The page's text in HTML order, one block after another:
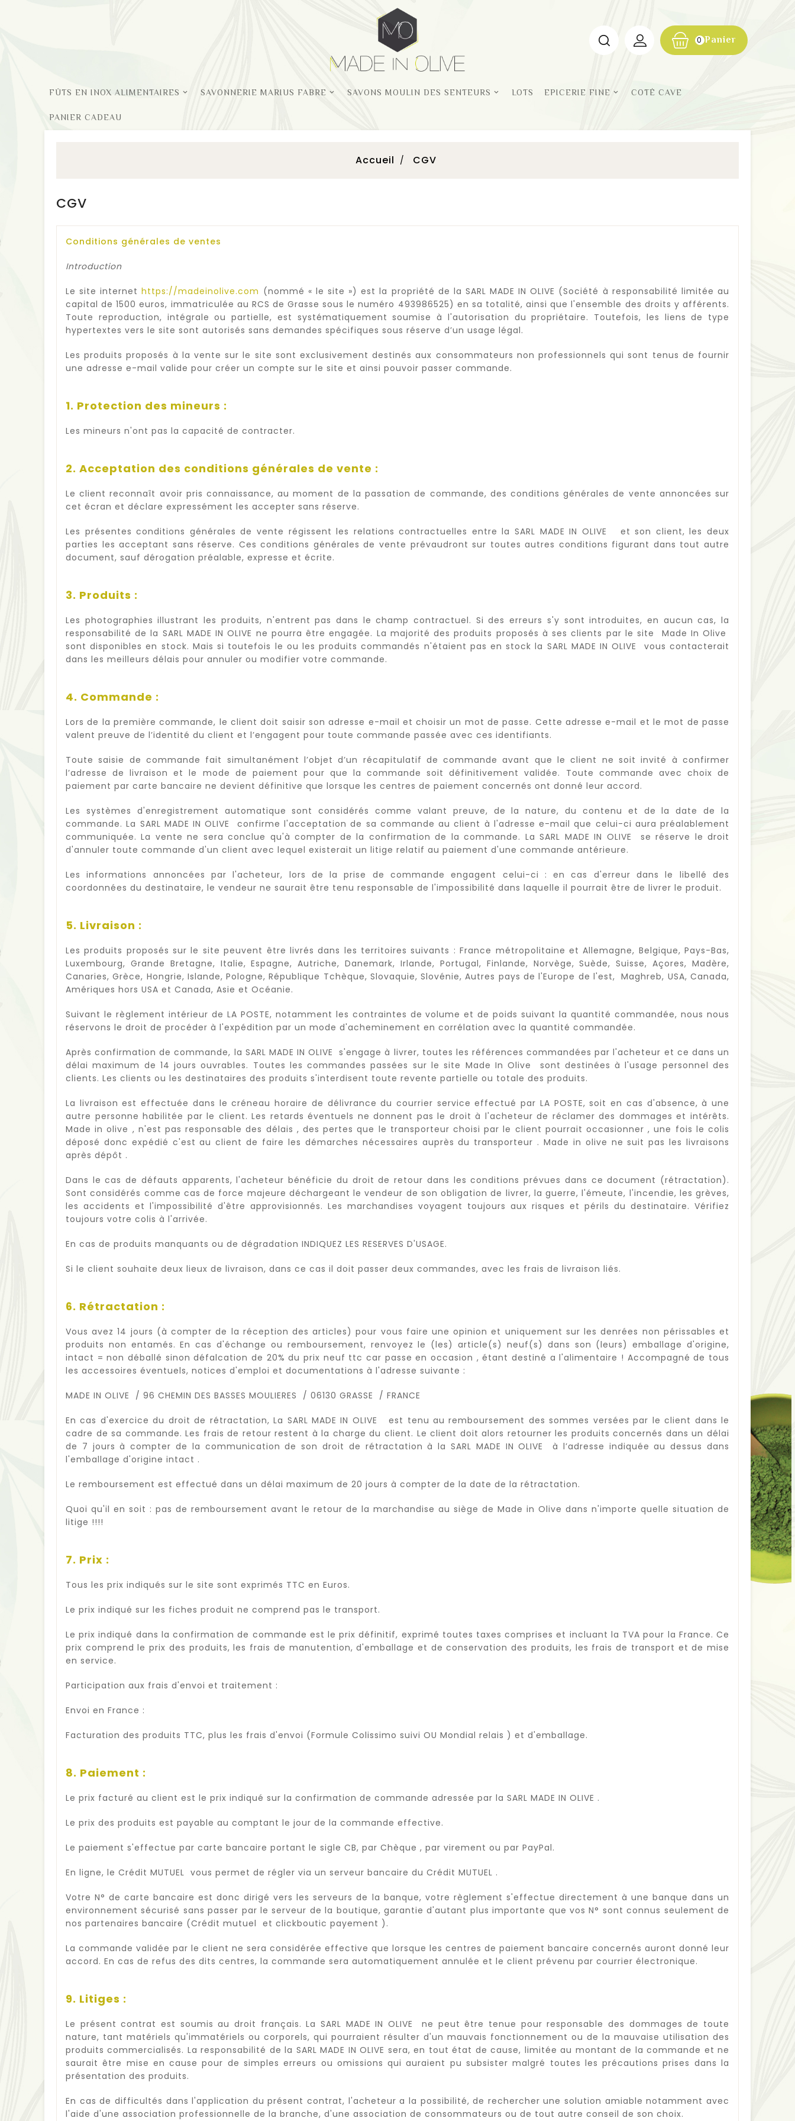
Panier
0
FÛTS EN INOX ALIMENTAIRES SAVONNERIE MARIUS FABRE SAVONS MOULIN DES SENTEURS LOTS EPICERIE FINE COTÉ CAVE
PANIER CADEAU
Accueil CGV
CGV
Conditions générales de ventes
Introduction
Le site internethttps://madeinolive.com (nommé « le site ») est la propriété de la SARL MADE IN OLIVE (Société à responsabilité limitée au
capital de 1500 euros, immatriculée au RCS de Grasse sous le numéro 493986525) en sa totalité, ainsi que l'ensemble des droits y afférents.
Toute reproduction, intégrale ou partielle, est systématiquement soumise à l'autorisation du propriétaire. Toutefois, les liens de type
hypertextes vers le site sont autorisés sans demandes spécifiques sous réserve d’un usage légal.
Les produits proposés à la vente sur le site sont exclusivement destinés aux consommateurs non professionnels qui sont tenus de fournir
une adresse e-mail valide pour créer un compte sur le site et ainsi pouvoir passer commande.
1. Protection des mineurs :
Les mineurs n'ont pas la capacité de contracter.
2. Acceptation des conditions générales de vente :
Le client reconnaît avoir pris connaissance, au moment de la passation de commande, des conditions générales de vente annoncées sur
cet écran et déclare expressément les accepter sans réserve.
Les présentes conditions générales de vente régissent les relations contractuelles entre la SARL MADE IN OLIVE et son client, les deux
parties les acceptant sans réserve. Ces conditions générales de vente prévaudront sur toutes autres conditions figurant dans tout autre
document, sauf dérogation préalable, expresse et écrite.
3. Produits :
Les photographies illustrant les produits, n'entrent pas dans le champ contractuel. Si des erreurs s'y sont introduites, en aucun cas, la
responsabilité de la SARL MADE IN OLIVE ne pourra être engagée. La majorité des produits proposés à ses clients par le site Made In Olive
sont disponibles en stock. Mais si toutefois le ou les produits commandés n'étaient pas en stock la SARL MADE IN OLIVE vous contacterait
dans les meilleurs délais pour annuler ou modifier votre commande.
4. Commande :
Lors de la première commande, le client doit saisir son adresse e-mail et choisir un mot de passe. Cette adresse e-mail et le mot de passe
valent preuve de l’identité du client et l’engagent pour toute commande passée avec ces identifiants.
Toute saisie de commande fait simultanément l’objet d’un récapitulatif de commande avant que le client ne soit invité à confirmer
l’adresse de livraison et le mode de paiement pour que la commande soit définitivement validée. Toute commande avec choix de
paiement par carte bancaire ne devient définitive que lorsque les centres de paiement concernés ont donné leur accord.
Les systèmes d'enregistrement automatique sont considérés comme valant preuve, de la nature, du contenu et de la date de la
commande. La SARL MADE IN OLIVE confirme l'acceptation de sa commande au client à l'adresse e-mail que celui-ci aura préalablement
communiquée. La vente ne sera conclue qu'à compter de la confirmation de la commande. La SARL MADE IN OLIVE se réserve le droit
d'annuler toute commande d'un client avec lequel existerait un litige relatif au paiement d'une commande antérieure.
Les informations annoncées par l'acheteur, lors de la prise de commande engagent celui-ci : en cas d'erreur dans le libellé des
coordonnées du destinataire, le vendeur ne saurait être tenu responsable de l'impossibilité dans laquelle il pourrait être de livrer le produit.
5. Livraison :
Les produits proposés sur le site peuvent être livrés dans les territoires suivants : France métropolitaine et Allemagne, Belgique, Pays-Bas,
Luxembourg, Grande Bretagne, Italie, Espagne, Autriche, Danemark, Irlande, Portugal, Finlande, Norvège, Suède, Suisse, Açores, Madère,
Canaries, Grèce, Hongrie, Islande, Pologne, République Tchèque, Slovaquie, Slovénie, Autres pays de l'Europe de l'est, Maghreb, USA, Canada,
Amériques hors USA et Canada, Asie et Océanie.
Suivant le règlement intérieur de LA POSTE, notamment les contraintes de volume et de poids suivant la quantité commandée, nous nous
réservons le droit de procéder à l'expédition par un mode d'acheminement en corrélation avec la quantité commandée.
Après confirmation de commande, la SARL MADE IN OLIVE s'engage à livrer, toutes les références commandées par l'acheteur et ce dans un
délai maximum de 14 jours ouvrables. Toutes les commandes passées sur le site Made In Olive sont destinées à l'usage personnel des
clients. Les clients ou les destinataires des produits s'interdisent toute revente partielle ou totale des produits.
La livraison est effectuée dans le créneau horaire de délivrance du courrier service effectué par LA POSTE, soit en cas d'absence, à une
autre personne habilitée par le client. Les retards éventuels ne donnent pas le droit à l'acheteur de réclamer des dommages et intérêts.
Made in olive , n'est pas responsable des délais , des pertes que le transporteur choisi par le client pourrait occasionner , une fois le colis
déposé donc expédié c'est au client de faire les démarches nécessaires auprès du transporteur . Made in olive ne suit pas les livraisons
après dépôt .
Dans le cas de défauts apparents, l'acheteur bénéficie du droit de retour dans les conditions prévues dans ce document (rétractation).
Sont considérés comme cas de force majeure déchargeant le vendeur de son obligation de livrer, la guerre, l'émeute, l'incendie, les grèves,
les accidents et l'impossibilité d'être approvisionnés. Les marchandises voyagent toujours aux risques et périls du destinataire. Vérifiez
toujours votre colis à l'arrivée.
En cas de produits manquants ou de dégradation INDIQUEZ LES RESERVES D'USAGE.
Si le client souhaite deux lieux de livraison, dans ce cas il doit passer deux commandes, avec les frais de livraison liés.
6. Rétractation :
Vous avez 14 jours (à compter de la réception des articles) pour vous faire une opinion et uniquement sur les denrées non périssables et
produits non entamés. En cas d'échange ou remboursement, renvoyez le (les) article(s) neuf(s) dans son (leurs) emballage d'origine,
intact = non déballé sinon défalcation de 20% du prix neuf ttc car passe en occasion , étant destiné a l'alimentaire ! Accompagné de tous
les accessoires éventuels, notices d'emploi et documentations à l'adresse suivante :
MADE IN OLIVE / 96 CHEMIN DES BASSES MOULIERES / 06130 GRASSE / FRANCE
En cas d'exercice du droit de rétractation, La SARL MADE IN OLIVE est tenu au remboursement des sommes versées par le client dans le
cadre de sa commande. Les frais de retour restent à la charge du client. Le client doit alors retourner les produits concernés dans un délai
de 7 jours à compter de la communication de son droit de rétractation à la SARL MADE IN OLIVE à l’adresse indiquée au dessus dans
l'emballage d'origine intact .
Le remboursement est effectué dans un délai maximum de 20 jours à compter de la date de la rétractation.
Quoi qu'il en soit : pas de remboursement avant le retour de la marchandise au siège de Made in Olive dans n'importe quelle situation de
litige !!!!
7. Prix :
Tous les prix indiqués sur le site sont exprimés TTC en Euros.
Le prix indiqué sur les fiches produit ne comprend pas le transport.
Le prix indiqué dans la confirmation de commande est le prix définitif, exprimé toutes taxes comprises et incluant la TVA pour la France. Ce
prix comprend le prix des produits, les frais de manutention, d'emballage et de conservation des produits, les frais de transport et de mise
en service.
Participation aux frais d'envoi et traitement :
Envoi en France :
Facturation des produits TTC, plus les frais d'envoi (Formule Colissimo suivi OU Mondial relais ) et d'emballage.
8. Paiement :
Le prix facturé au client est le prix indiqué sur la confirmation de commande adressée par la SARL MADE IN OLIVE .
Le prix des produits est payable au comptant le jour de la commande effective.
Le paiement s'effectue par carte bancaire portant le sigle CB, par Chèque , par virement ou par PayPal.
En ligne, le Crédit MUTUEL vous permet de régler via un serveur bancaire du Crédit MUTUEL .
Votre N° de carte bancaire est donc dirigé vers les serveurs de la banque, votre règlement s'effectue directement à une banque dans un
environnement sécurisé sans passer par le serveur de la boutique, garantie d'autant plus importante que vos N° sont connus seulement de
nos partenaires bancaire (Crédit mutuel et clickboutic payement ).
La commande validée par le client ne sera considérée effective que lorsque les centres de paiement bancaire concernés auront donné leur
accord. En cas de refus des dits centres, la commande sera automatiquement annulée et le client prévenu par courrier électronique.
9. Litiges :
Le présent contrat est soumis au droit français. La SARL MADE IN OLIVE ne peut être tenue pour responsable des dommages de toute
nature, tant matériels qu'immatériels ou corporels, qui pourraient résulter d'un mauvais fonctionnement ou de la mauvaise utilisation des
produits commercialisés. La responsabilité de la SARL MADE IN OLIVE sera, en tout état de cause, limitée au montant de la commande et ne
saurait être mise en cause pour de simples erreurs ou omissions qui auraient pu subsister malgré toutes les précautions prises dans la
présentation des produits.
En cas de difficultés dans l'application du présent contrat, l'acheteur a la possibilité, de rechercher une solution amiable notamment avec
l'aide d'une association professionnelle de la branche, d'une association de consommateurs ou de tout autre conseil de son choix.